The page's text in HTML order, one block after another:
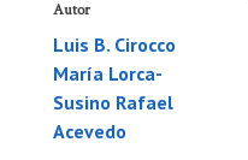
Autor
Luis B. Cirocco
María Lorca-
Susino Rafael
Acevedo